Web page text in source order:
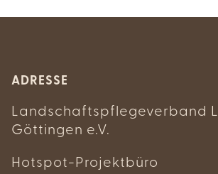
ADRESSE
Landschaftspflegeverband
Göttingen e.V.
Hotspot-Projektbüro